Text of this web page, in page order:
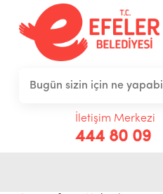
İletişim Merkezi
444 80 09